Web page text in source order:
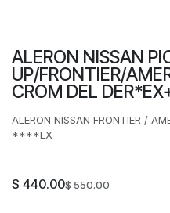
ALERON NISSAN
UP/FRONTIER/
CROM DEL
ALERON NISSAN FRONTIER /
****EX
$ 440.00$550.00